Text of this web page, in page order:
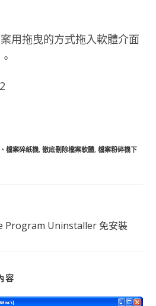
用拖曳的方式拖入軟體介面
檔案碎紙機, 徹底刪除檔案軟體, 檔案粉碎機下
Program Uninstaller 免安裝
容